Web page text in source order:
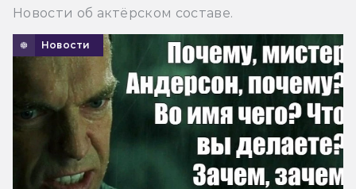
Новости об актёрском составе.
Новости